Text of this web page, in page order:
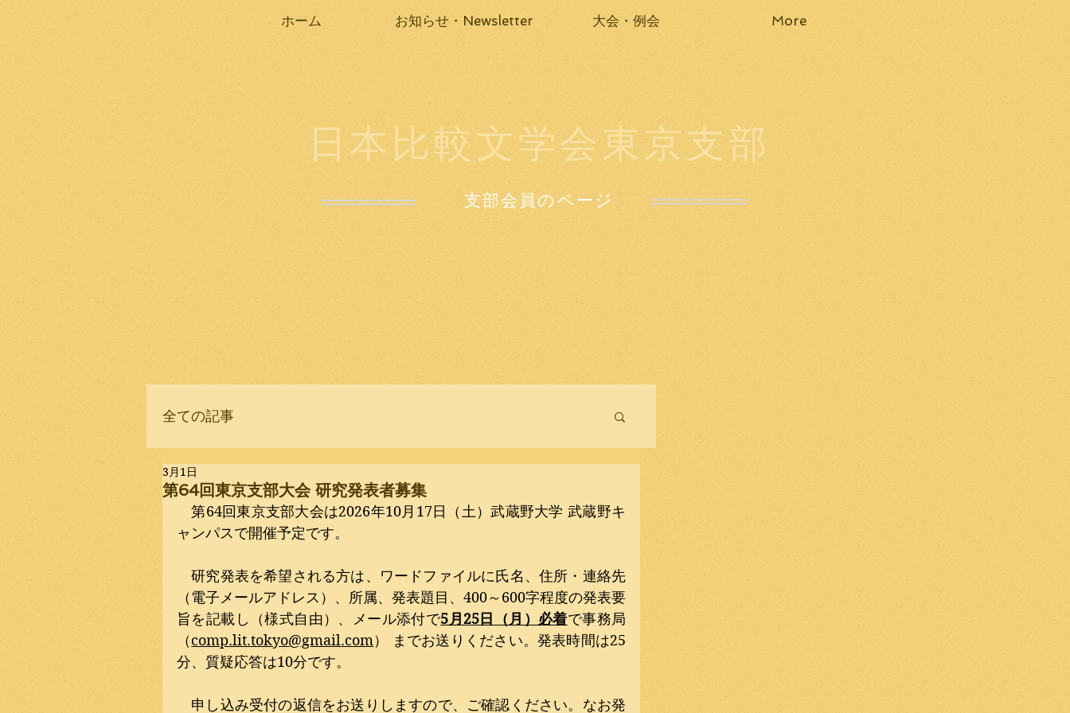
ホーム お知らせ・Newsletter 大会・例会 More
全ての記事
第64回東京支部大会 研究発表者募集
3月1日
第64回東京支部大会は2026年10月17日（土）武蔵野大学 武蔵野キ
ャンパスで開催予定です。
研究発表を希望される方は、ワードファイルに氏名、住所・連絡先
（電子メールアドレス）、所属、発表題目、400～600字程度の発表要
旨を記載し（様式自由）、メール添付で5月25日（月）必着で事務局
（comp.lit.tokyo@gmail.com） までお送りください。発表時間は25
分、質疑応答は10分です。
申し込み受付の返信をお送りしますので、ご確認ください。なお発
日本比較文学会東京支部
支部会員のページ